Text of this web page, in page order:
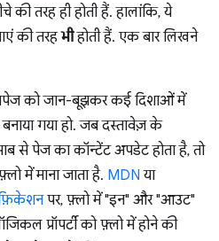
की तरह ही होती हैं. हालांकि, ये
की तरहभीहोती हैं. एक बार लिखने
को जान-बूझकर कई दिशाओं में
गया हो. जब दस्तावेज़ के
से पेज का कॉन्टेंट अपडेट होता है, तो
में माना जाता है. MDN या
पर, फ़्लो में "इन" और "आउट"
प्रॉपर्टी को फ़्लो में होने की